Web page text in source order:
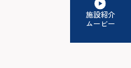
施設紹介
ムービー